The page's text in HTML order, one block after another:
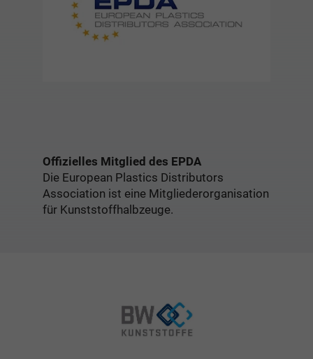
Offizielles Mitglied des EPDA
Die European Plastics Distributors
Association ist eine Mitgliederorganisation
für Kunststoffhalbzeuge.